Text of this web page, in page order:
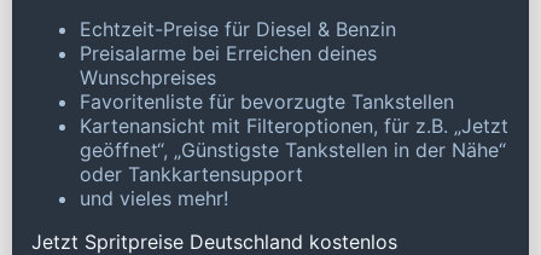
Echtzeit-Preise für Diesel & Benzin
Preisalarme bei Erreichen deines
Wunschpreises
Favoritenliste für bevorzugte Tankstellen
Kartenansicht mit Filteroptionen, für z.B. „Jetzt
geöffnet“, „Günstigste Tankstellen in der Nähe“
oder Tankkartensupport
und vieles mehr!
Jetzt Spritpreise Deutschland kostenlos